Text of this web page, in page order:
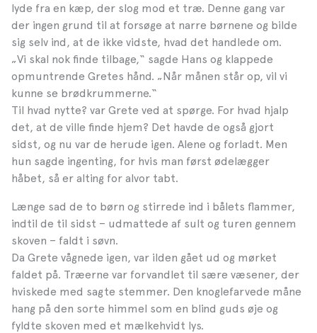
lyde fra en kæp, der slog mod et træ. Denne gang var
der ingen grund til at forsøge at narre børnene og bilde
sig selv ind, at de ikke vidste, hvad det handlede om.
„Vi skal nok finde tilbage,“ sagde Hans og klappede
opmuntrende Gretes hånd. „Når månen står op, vil vi
kunne se brødkrummerne.“
Til hvad nytte? var Grete ved at spørge. For hvad hjalp
det, at de ville finde hjem? Det havde de også gjort
sidst, og nu var de herude igen. Alene og forladt. Men
hun sagde ingenting, for hvis man først ødelægger
håbet, så er alting for alvor tabt.
Længe sad de to børn og stirrede ind i bålets flammer,
indtil de til sidst – udmattede af sult og turen gennem
skoven – faldt i søvn.
Da Grete vågnede igen, var ilden gået ud og mørket
faldet på. Træerne var forvandlet til sære væsener, der
hviskede med sagte stemmer. Den knoglefarvede måne
hang på den sorte himmel som en blind guds øje og
fyldte skoven med et mælkehvidt lys.